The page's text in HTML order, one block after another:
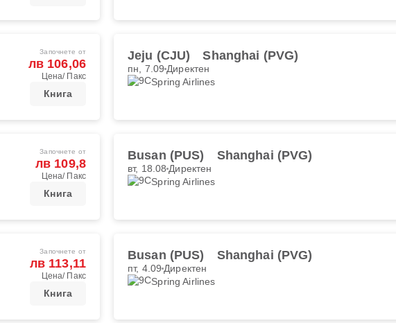
Започнете от
лв 106,06
Цена/ Пакс
Книга
Jeju (CJU) Shanghai (PVG)
пн, 7.09 Директен
Spring Airlines
Започнете от
лв 109,8
Цена/ Пакс
Книга
Busan (PUS) Shanghai (PVG)
вт, 18.08 Директен
Spring Airlines
Започнете от
лв 113,11
Цена/ Пакс
Книга
Busan (PUS) Shanghai (PVG)
пт, 4.09 Директен
Spring Airlines